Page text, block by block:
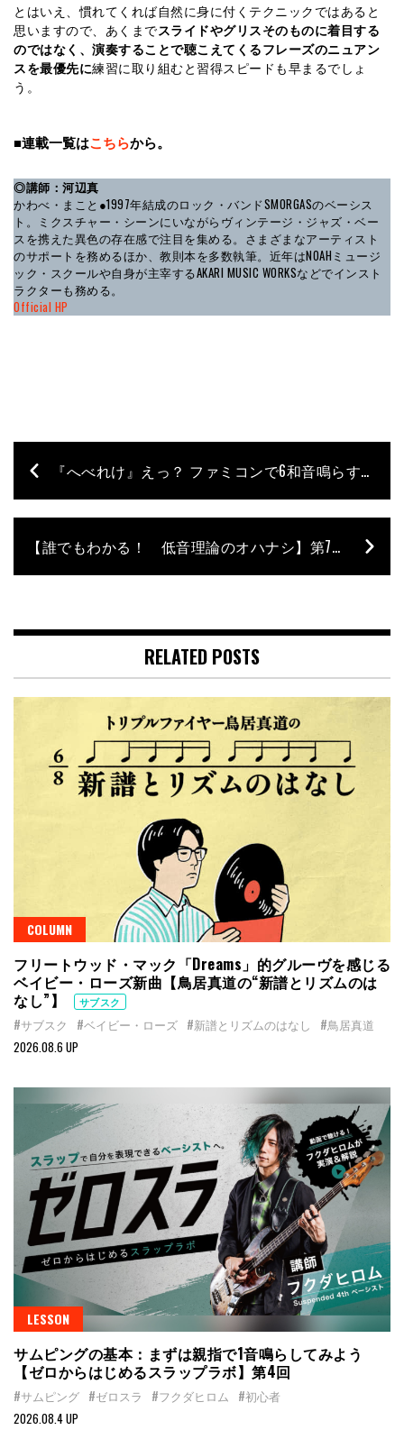
とはいえ、慣れてくれば自然に身に付くテクニックではあると
思いますので、あくまでスライドやグリスそのものに着目する
のではなく、演奏することで聴こえてくるフレーズのニュアン
スを最優先に練習に取り組むと習得スピードも早まるでしょ
う。
■連載一覧はこちらから。
◎講師：河辺真
かわべ・まこと●1997年結成のロック・バンドSMORGASのベーシス
ト。ミクスチャー・シーンにいながらヴィンテージ・ジャズ・ベー
スを携えた異色の存在感で注目を集める。さまざまなアーティスト
のサポートを務めるほか、教則本を多数執筆。近年はNOAHミュージ
ック・スクールや自身が主宰するAKARI MUSIC WORKSなどでインスト
ラクターも務める。
Official HP
『へべれけ』えっ？ ファミコンで6和音鳴らすんですか？【クリープハイプ長谷川カオナシのレトロゲーム喫音堂】- 第17回
【誰でもわかる！ 低音理論のオハナシ】第7回 – “コード最終篇”
RELATED POSTS
COLUMN
フリートウッド・マック「Dreams」的グルーヴを感じる
ベイビー・ローズ新曲【鳥居真道の“新譜とリズムのは
なし”】
サブスク
#サブスク #ベイビー・ローズ #新譜とリズムのはなし
#鳥居真道
2026.08.6 UP
LESSON
サムピングの基本：まずは親指で1音鳴らしてみよう
【ゼロからはじめるスラップラボ】第4回
#サムピング #ゼロスラ #フクダヒロム #初心者
2026.08.4 UP